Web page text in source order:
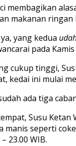
membagikan
makanan ringan
yang kedua
pada
cukup tinggi,
kedai ini mulai
ada tiga
Susu
manis seperti
23.00 WIB.